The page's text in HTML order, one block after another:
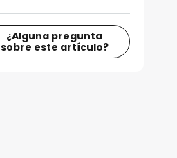
¿Alguna pregunta
sobre este artículo?